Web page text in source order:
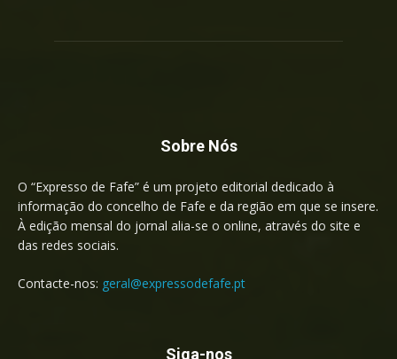
Sobre Nós
O “Expresso de Fafe” é um projeto editorial dedicado à
informação do concelho de Fafe e da região em que se insere.
À edição mensal do jornal alia-se o online, através do site e
das redes sociais.
Contacte-nos: geral@expressodefafe.pt
Siga-nos